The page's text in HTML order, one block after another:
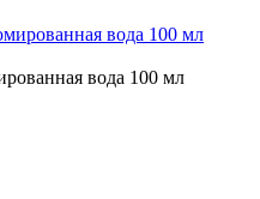
вода 100 мл